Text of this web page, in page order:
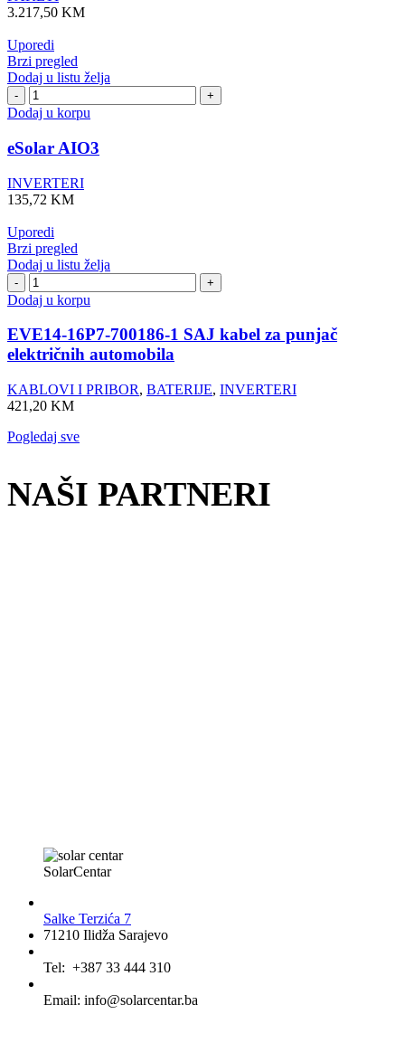
8
količina
3.217,50 KM
Uporedi
Brzi pregled
Dodaj u listu želja
eSolar
AIO3
količina
Dodaj u korpu
eSolar AIO3
INVERTERI
135,72 KM
Uporedi
Brzi pregled
Dodaj u listu želja
EVE14-
16P7-
700186-
1
SAJ
kabel
punjač
električnih
količina
Dodaj u korpu
EVE14-16P7-700186-1 SAJ kabel za punjač
električnih automobila
KABLOVI I PRIBOR, BATERIJE, INVERTERI
421,20 KM
Pogledaj sve
NAŠI PARTNERI
SolarCentar
Salke Terzića 7
71210 Ilidža Sarajevo
Tel: +387 33 444 310
Email: info@solarcentar.ba